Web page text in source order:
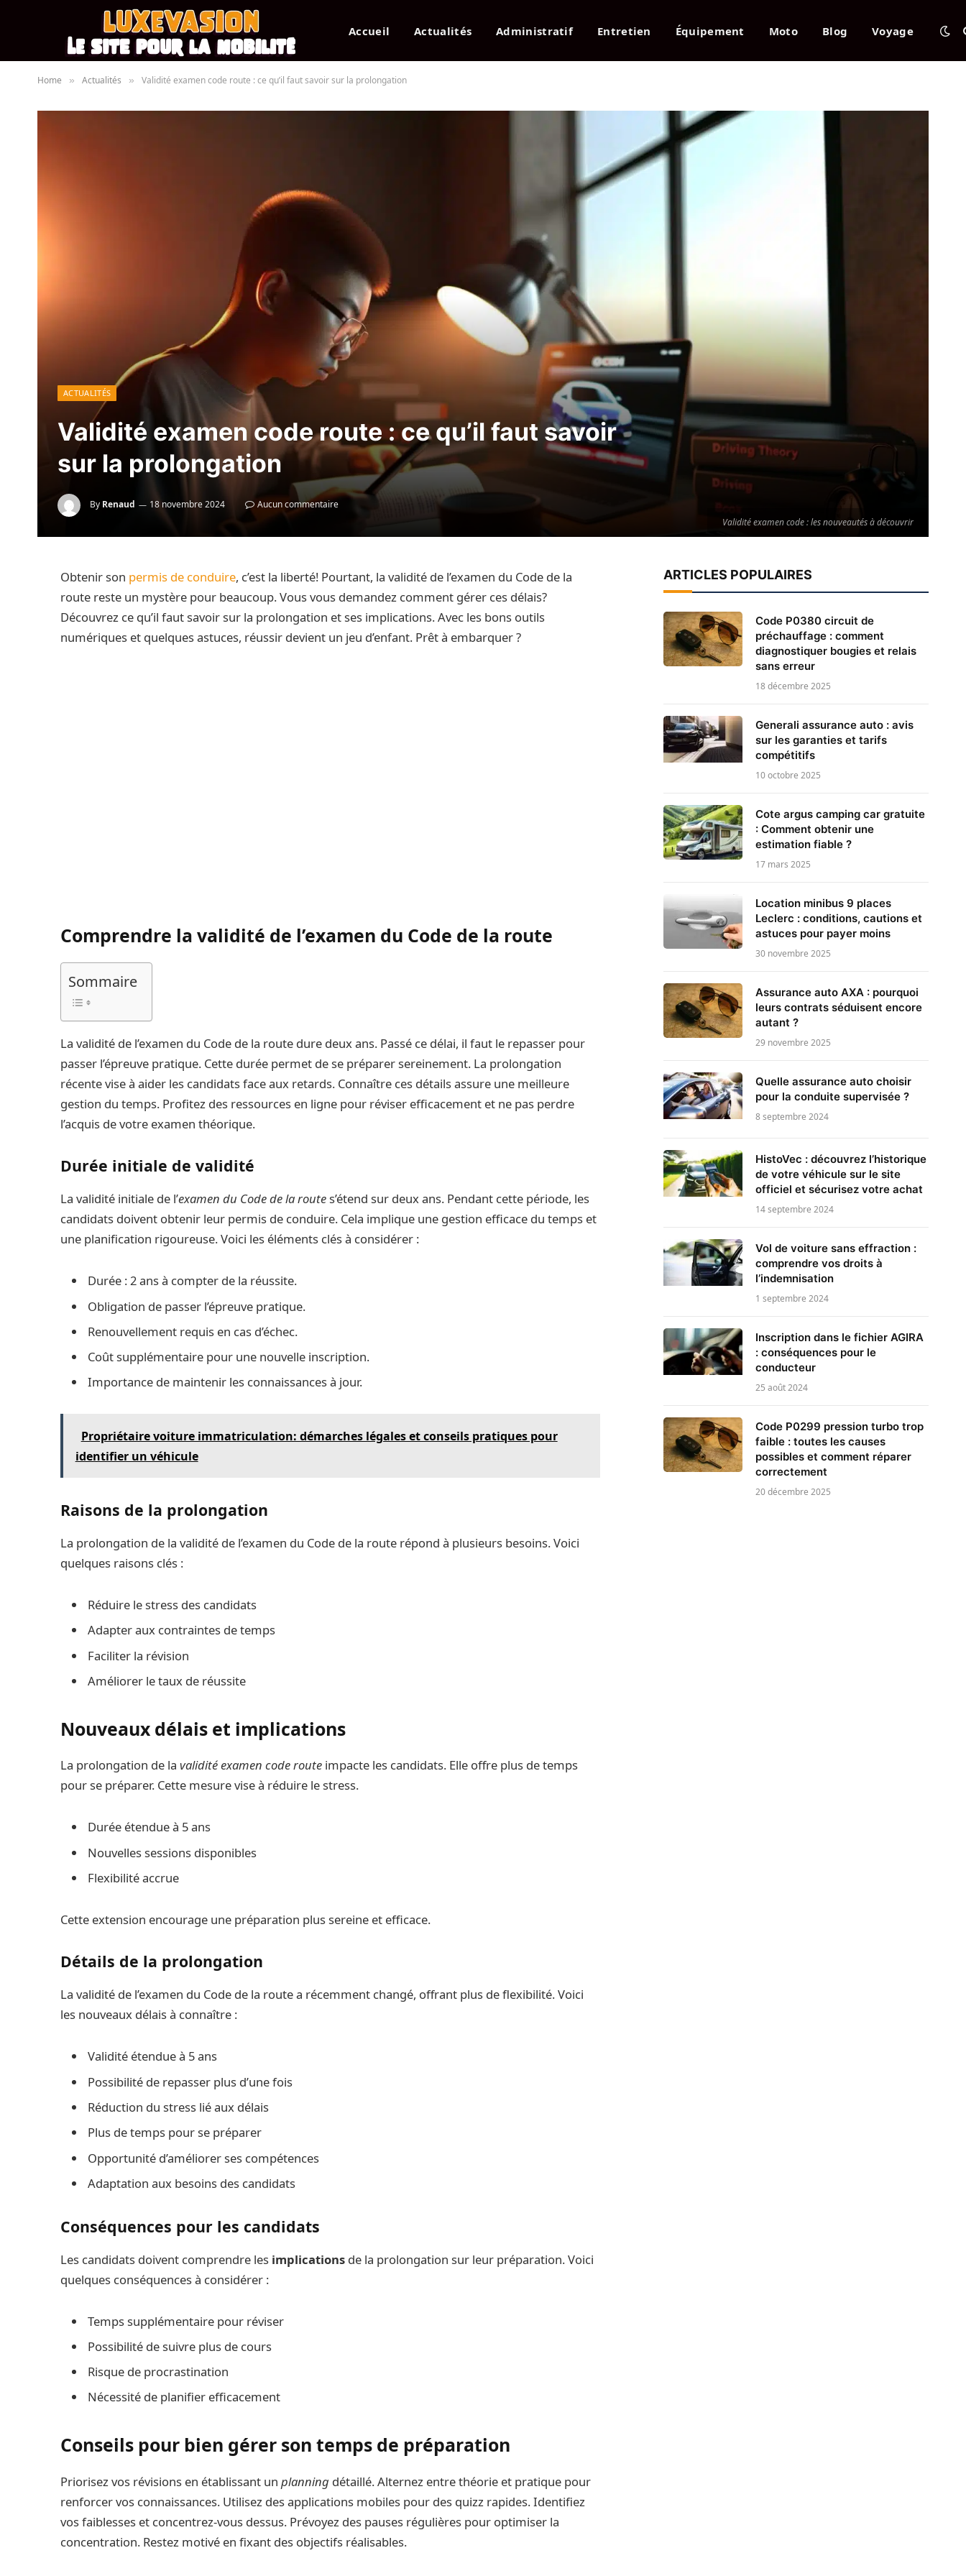
Accueil Actualités Administratif Entretien Équipement Moto Blog Voyage
Home » Actualités » Validité examen code route : ce qu’il faut savoir sur la prolongation
Validité examen code : les nouveautés à découvrir
ACTUALITÉS
Validité examen code route : ce qu’il faut savoir
sur la prolongation
By Renaud 18 novembre 2024 Aucun commentaire
Obtenir son permis de conduire, c’est la liberté! Pourtant, la validité de l’examen du Code de la
route reste un mystère pour beaucoup. Vous vous demandez comment gérer ces délais?
Découvrez ce qu’il faut savoir sur la prolongation et ses implications. Avec les bons outils
numériques et quelques astuces, réussir devient un jeu d’enfant. Prêt à embarquer ?
Comprendre la validité de l’examen du Code de la route
Sommaire
La validité de l’examen du Code de la route dure deux ans. Passé ce délai, il faut le repasser pour
passer l’épreuve pratique. Cette durée permet de se préparer sereinement. La prolongation
récente vise à aider les candidats face aux retards. Connaître ces détails assure une meilleure
gestion du temps. Profitez des ressources en ligne pour réviser efficacement et ne pas perdre
l’acquis de votre examen théorique.
Durée initiale de validité
La validité initiale de l’examen du Code de la routes’étend sur deux ans. Pendant cette période, les
candidats doivent obtenir leur permis de conduire. Cela implique une gestion efficace du temps et
une planification rigoureuse. Voici les éléments clés à considérer :
Durée : 2 ans à compter de la réussite.
Obligation de passer l’épreuve pratique.
Renouvellement requis en cas d’échec.
Coût supplémentaire pour une nouvelle inscription.
Importance de maintenir les connaissances à jour.
Propriétaire voiture immatriculation: démarches légales et conseils pratiques pour
identifier un véhicule
Raisons de la prolongation
La prolongation de la validité de l’examen du Code de la route répond à plusieurs besoins. Voici
quelques raisons clés :
Réduire le stress des candidats
Adapter aux contraintes de temps
Faciliter la révision
Améliorer le taux de réussite
Nouveaux délais et implications
La prolongation de lavalidité examen code route impacte les candidats. Elle offre plus de temps
pour se préparer. Cette mesure vise à réduire le stress.
Durée étendue à 5 ans
Nouvelles sessions disponibles
Flexibilité accrue
Cette extension encourage une préparation plus sereine et efficace.
Détails de la prolongation
La validité de l’examen du Code de la route a récemment changé, offrant plus de flexibilité. Voici
les nouveaux délais à connaître :
Validité étendue à 5 ans
Possibilité de repasser plus d’une fois
Réduction du stress lié aux délais
Plus de temps pour se préparer
Opportunité d’améliorer ses compétences
Adaptation aux besoins des candidats
Conséquences pour les candidats
Les candidats doivent comprendre les implications de la prolongation sur leur préparation. Voici
quelques conséquences à considérer :
Temps supplémentaire pour réviser
Possibilité de suivre plus de cours
Risque de procrastination
Nécessité de planifier efficacement
Conseils pour bien gérer son temps de préparation
Priorisez vos révisions en établissant unplanning détaillé. Alternez entre théorie et pratique pour
renforcer vos connaissances. Utilisez des applications mobiles pour des quizz rapides. Identifiez
vos faiblesses et concentrez-vous dessus. Prévoyez des pauses régulières pour optimiser la
concentration. Restez motivé en fixant des objectifs réalisables.
ARTICLES POPULAIRES
Code P0380 circuit de
préchauffage : comment
diagnostiquer bougies et relais
sans erreur
18 décembre 2025
Generali assurance auto : avis
sur les garanties et tarifs
compétitifs
10 octobre 2025
Cote argus camping car gratuite
: Comment obtenir une
estimation fiable ?
17 mars 2025
Location minibus 9 places
Leclerc : conditions, cautions et
astuces pour payer moins
30 novembre 2025
Assurance auto AXA : pourquoi
leurs contrats séduisent encore
autant ?
29 novembre 2025
Quelle assurance auto choisir
pour la conduite supervisée ?
8 septembre 2024
HistoVec : découvrez l’historique
de votre véhicule sur le site
officiel et sécurisez votre achat
14 septembre 2024
Vol de voiture sans effraction :
comprendre vos droits à
l’indemnisation
1 septembre 2024
Inscription dans le fichier AGIRA
: conséquences pour le
conducteur
25 août 2024
Code P0299 pression turbo trop
faible : toutes les causes
possibles et comment réparer
correctement
20 décembre 2025